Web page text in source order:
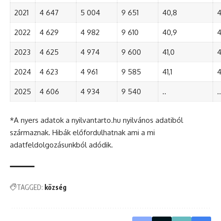
2021 4 647 5 004 9 651 40,8
2022 4 629 4 982 9 610 40,9
2023 4 625 4 974 9 600 41,0
2024 4 623 4 961 9 585 41,1
2025 4 606 4 934 9 540 .. ..
*A nyers adatok a nyilvantarto.hu nyilvános adatiból
származnak. Hibák előfordulhatnak ami a mi
adatfeldolgozásunkból adódik.
TAGGED: község